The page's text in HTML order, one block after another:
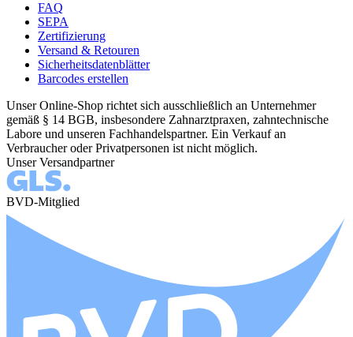
FAQ
SEPA
Zertifizierung
Versand & Retouren
Sicherheitsdatenblätter
Barcodes erstellen
Unser Online-Shop richtet sich ausschließlich an Unternehmer
gemäß § 14 BGB, insbesondere Zahnarztpraxen, zahntechnische
Labore und unseren Fachhandelspartner. Ein Verkauf an
Verbraucher oder Privatpersonen ist nicht möglich.
Unser Versandpartner
BVD-Mitglied